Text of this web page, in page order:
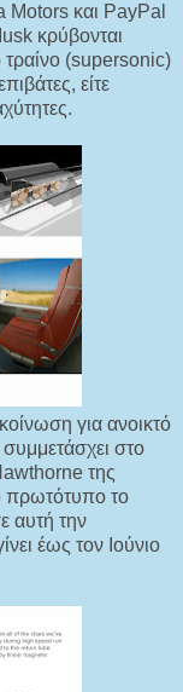
και PayPal
κρύβονται
τραίνο (supersonic)
είτε
για ανοικτό
στο
της
πρωτότυπο το
αυτή την
έως τον Ιούνιο